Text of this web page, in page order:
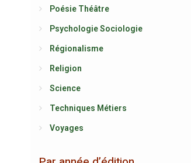
Poésie Théâtre
Psychologie Sociologie
Régionalisme
Religion
Science
Techniques Métiers
Voyages